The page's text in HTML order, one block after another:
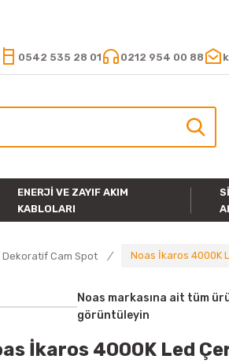
0542 535 28 01 0212 954 00 88
ENERJI VE ZAYIF AKIM
KABLOLARI
Dekoratif Cam Spot Noas İkaros 4000K
Noas markasına ait tüm
görüntüleyin
İkaros 4000K Led